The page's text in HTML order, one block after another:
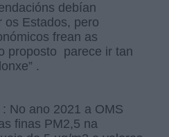
debían
os Estados, pero
frean as
proposto parece ir tan
.
No ano 2021 a OMS
finas PM2,5 na